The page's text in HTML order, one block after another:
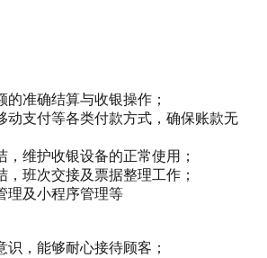
的准确结算与收银操作；
动支付等各类付款方式，确保账款无
，维护收银设备的正常使用；
，班次交接及票据整理工作；
理及小程序管理等
识，能够耐心接待顾客；